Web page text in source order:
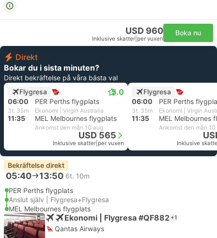
USD 960
Inklusive skatter per vuxen
Boka nu
Direkt
Bokar du i sista minuten?
Direkt bekräftelse på våra bästa val
Flygresa
5.0
06:00 PER Perths flygplats
3t. 35m Ekonomi | Virgin Australia
11:35 MEL Melbournes flygplats
Ankomst den mån 10 aug
USD 565
Inklusive skatter per vuxen
Flygresa
06:00
PER Perths
3t. 35m Ekonomi | Virgin
11:35 MEL Melbournes
Ankomst den mån 10
Inklusive
Bekräftelse direkt
05:40 13:50 6t. 10m
PER Perths flygplats
Anslut själv | Flygresa+Flygresa
MEL Melbournes flygplats
Ekonomi | Flygresa #QF882 +1
Qantas Airways